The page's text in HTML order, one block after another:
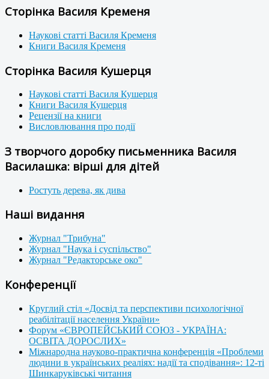
Сторінка Василя Кременя
Наукові статті Василя Кременя
Книги Василя Кременя
Сторінка Василя Кушерця
Наукові статті Василя Кушерця
Книги Василя Кушерця
Рецензії на книги
Висловлювання про події
З творчого доробку письменника Василя
Василашка: вірші для дітей
Ростуть дерева, як дива
Наші видання
Журнал "Трибуна"
Журнал "Наука і суспільство"
Журнал "Редакторське око"
Конференції
Круглий стіл «Досвід та перспективи психологічної
реабілітації населення України»
Форум «ЄВРОПЕЙСЬКИЙ СОЮЗ - УКРАЇНА:
ОСВІТА ДОРОСЛИХ»
Міжнародна науково-практична конференція «Проблеми
людини в українських реаліях: надії та сподівання»: 12-ті
Шинкаруківські читання